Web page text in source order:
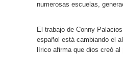
numerosas escuelas,
El trabajo de Conny
español está cambiando el
lírico afirma que dios creó